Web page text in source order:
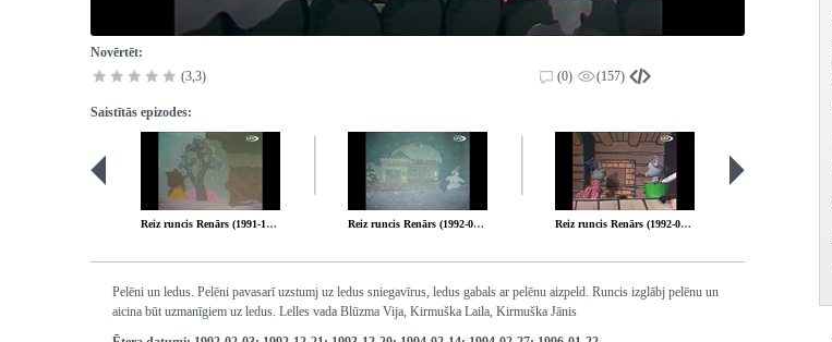
Novērtēt:
(3,3)
(0) (157)
Saistītās epizodes:
Reiz runcis Renārs (1991-12-09) Reiz runcis Renārs (1992-03-02) Reiz runcis Renārs (1992-03-30)
Pelēni un ledus. Pelēni pavasarī uzstumj uz ledus sniegavīrus, ledus gabals ar pelēnu aizpeld. Runcis izglābj pelēnu un
aicina būt uzmanīgiem uz ledus. Lelles vada Blūzma Vija, Kirmuška Laila, Kirmuška Jānis